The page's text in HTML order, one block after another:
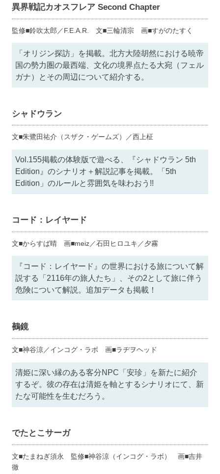
異界戦記カオスフレア Second Chapter
監修■鈴吹太郎／F.E.A.R. 文■三輪清宗 画■すがのたすく
「オリジン探訪」を掲載。北方大陸胡然における暁帝
国の勢力圏の最西端、文化の境界点たる大宛（フェル
ガナ）とその周辺について紹介する。
シャドウラン
文■朱鷺田祐介（スザク・ゲームズ）／西上柾
Vol.155掲載の体験版で遊べる、『シャドウラン 5th
Edition』のシナリオ＋解説記事を掲載。「5th
Edition」のルールと雰囲気を味わおう!!
コード：レイヤード
文■からすば晴 画■meiz／石田ヒロユキ／夕霧
『コード：レイヤード』の世界における旅について解
説する「2116年の旅人たち」、その2として旅に伴う
危険について解説。追加データも掲載！
鵺鏡
文■神谷涼／インコグ・ラボ 画■ラヂヲヘッド
清姫に深い縁のある客分NPC「安珍」を新たに紹介
するぞ。彼の存在は清姫を軸とするシナリオにて、新
たな可能性を生むだろう。
でたとこサーガ
文■たまねぎ須永 監修■神谷涼（インコグ・ラボ） 画■吉井
徹